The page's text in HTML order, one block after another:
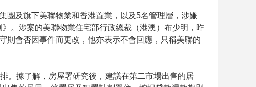
團及旗下美聯物業和香港置業，以及5名管理層，涉嫌
。涉案的美聯物業住宅部行政總裁（港澳）布少明，昨
則會否因事件而更改，他亦表示不會回應，只稱美聯的
。據了解，房屋署研究後，建議在第二市場出售的居